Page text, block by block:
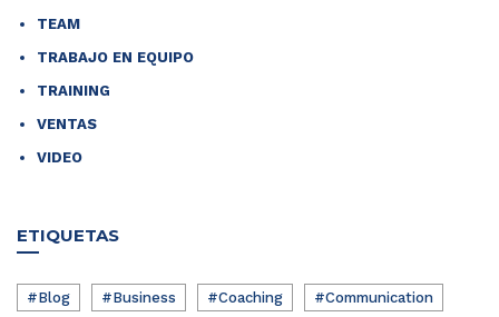
TEAM
TRABAJO EN EQUIPO
TRAINING
VENTAS
VIDEO
ETIQUETAS
#Blog #Business #Coaching #Communication